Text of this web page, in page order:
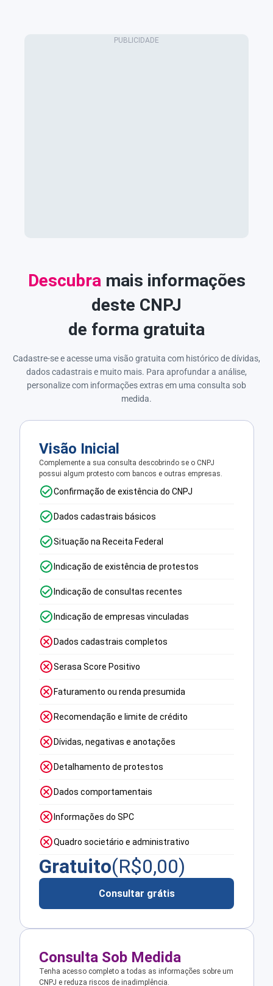
Descubramais informações
deste CNPJ
de forma gratuita
Cadastre-se e acesse uma visão gratuita com histórico de dívidas,
dados cadastrais e muito mais. Para aprofundar a análise,
personalize com informações extras em uma consulta sob
medida.
Visão Inicial
Complemente a sua consulta descobrindo se o CNPJ
possui algum protesto com bancos e outras empresas.
Confirmação de existência do CNPJ
Dados cadastrais básicos
Situação na Receita Federal
Indicação de existência de protestos
Indicação de consultas recentes
Indicação de empresas vinculadas
Dados cadastrais completos
Serasa Score Positivo
Faturamento ou renda presumida
Recomendação e limite de crédito
Dívidas, negativas e anotações
Detalhamento de protestos
Dados comportamentais
Informações do SPC
Quadro societário e administrativo
Gratuito(R$0,00)
Consultar grátis
Consulta Sob Medida
Tenha acesso completo a todas as informações sobre um
CNPJ e reduza riscos de inadimplência.